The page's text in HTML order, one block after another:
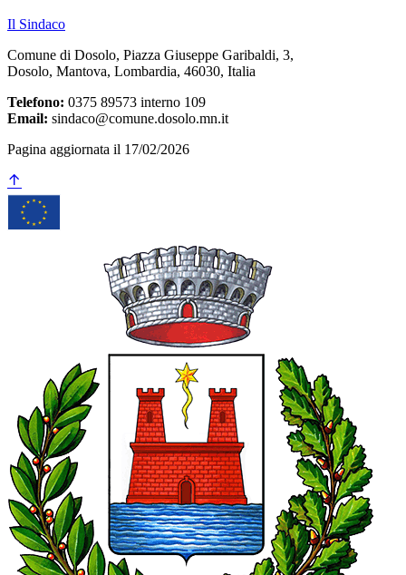
Il Sindaco
Comune di Dosolo, Piazza Giuseppe Garibaldi, 3,
Dosolo, Mantova, Lombardia, 46030, Italia
Telefono: 0375 89573 interno 109
Email: sindaco@comune.dosolo.mn.it
Pagina aggiornata il 17/02/2026